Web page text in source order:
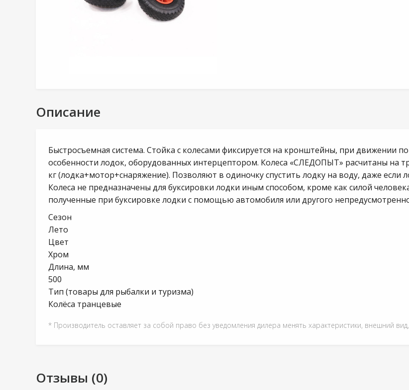
Описание
Быстросъемная система. Стойка с колесами фиксируется на кронштейны, при движении
особенности лодок, оборудованных интерцептором. Колеса «СЛЕДОПЫТ» расчитаны на
кг (лодка+мотор+снаряжение). Позволяют в одиночку спустить лодку на воду, даже если
Колеса не предназначены для буксировки лодки иным способом, кроме как силой
полученные при буксировке лодки с помощью автомобиля или другого
Сезон
Лето
Цвет
Хром
Длина, мм
500
Тип (товары для рыбалки и туризма)
Колёса транцевые
* Производитель оставляет за собой право без уведомления дилера менять характеристики, внешний
Отзывы (0)